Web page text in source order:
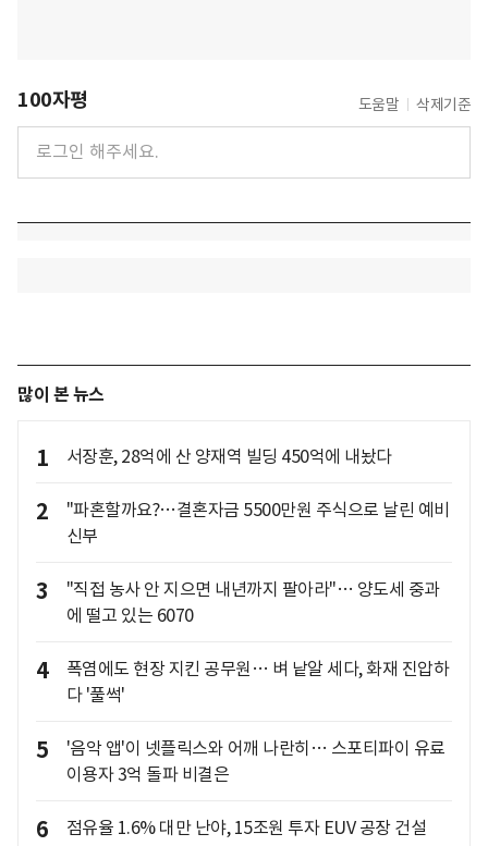
100자평 도움말 삭제기준
많이 본 뉴스
1 서장훈, 28억에 산 양재역 빌딩 450억에 내놨다
2
"파혼할까요?…결혼자금 5500만원 주식으로 날린 예비
신부
3
"직접 농사 안 지으면 내년까지 팔아라"… 양도세 중과
에 떨고 있는 6070
4
폭염에도 현장 지킨 공무원… 벼 낱알 세다, 화재 진압하
다 '풀썩'
5
'음악 앱'이 넷플릭스와 어깨 나란히… 스포티파이 유료
이용자 3억 돌파 비결은
6 점유율 1.6% 대만 난야, 15조원 투자 EUV 공장 건설